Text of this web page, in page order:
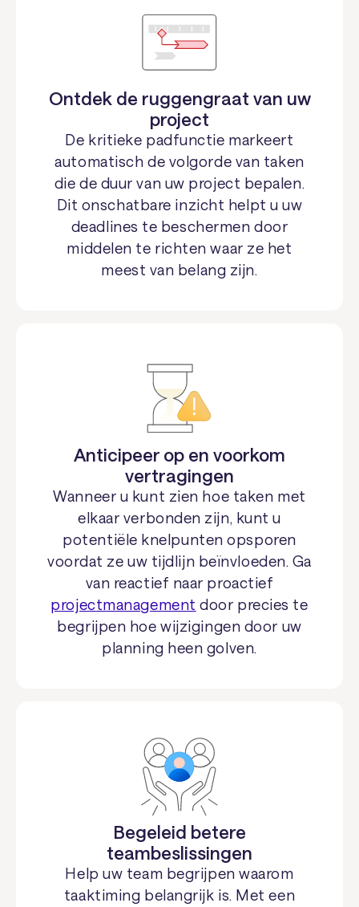
Ontdek de ruggengraat van uw
project
De kritieke padfunctie markeert
automatisch de volgorde van taken
die de duur van uw project bepalen.
Dit onschatbare inzicht helpt u uw
deadlines te beschermen door
middelen te richten waar ze het
meest van belang zijn.
Anticipeer op en voorkom
vertragingen
Wanneer u kunt zien hoe taken met
elkaar verbonden zijn, kunt u
potentiële knelpunten opsporen
voordat ze uw tijdlijn beïnvloeden. Ga
van reactief naar proactief
projectmanagement door precies te
begrijpen hoe wijzigingen door uw
planning heen golven.
Begeleid betere
teambeslissingen
Help uw team begrijpen waarom
taaktiming belangrijk is. Met een